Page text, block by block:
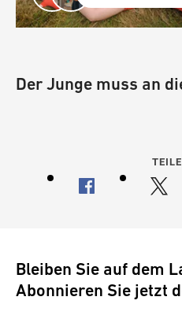
Der Junge muss an
Bleiben Sie auf dem
Abonnieren Sie jetzt